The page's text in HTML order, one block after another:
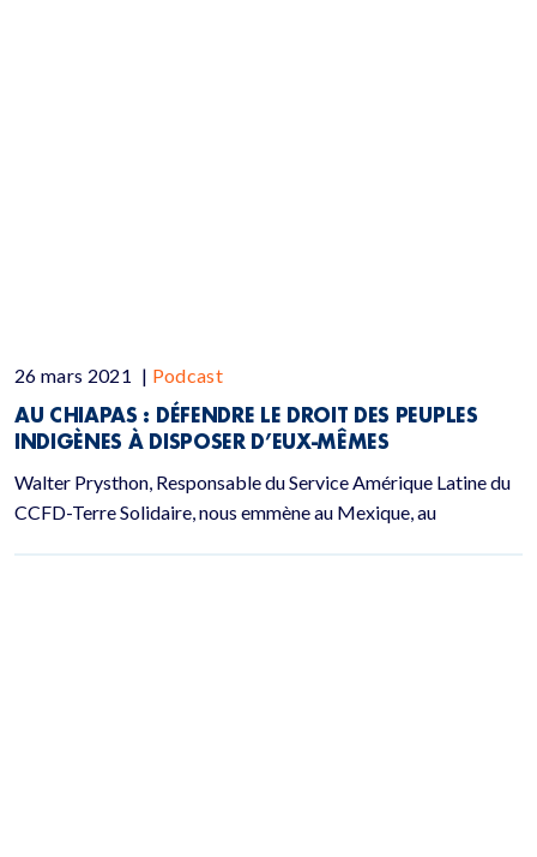
26 mars 2021 | Podcast
AU CHIAPAS : DÉFENDRE LE DROIT DES PEUPLES
INDIGÈNES À DISPOSER D’EUX-MÊMES
Walter Prysthon, Responsable du Service Amérique Latine du
CCFD-Terre Solidaire, nous emmène au Mexique, au